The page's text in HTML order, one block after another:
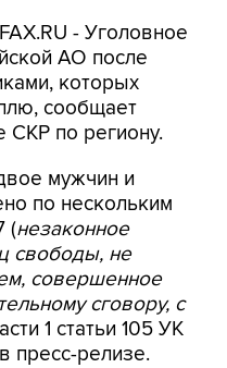
- Уголовное
АО после
которых
сообщает
СКР по региону.
мужчин и
по нескольким
(незаконное
свободы, не
совершенное
сговору, с
1 статьи 105 УК
пресс-релизе.